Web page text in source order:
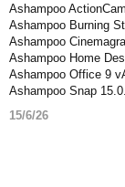
Ashampoo
Ashampoo Burning
Ashampoo
Ashampoo Home
Ashampoo Office 9
Ashampoo Snap
15/6/26